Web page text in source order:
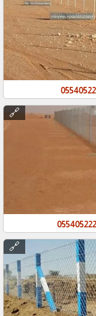
🔗
🔗